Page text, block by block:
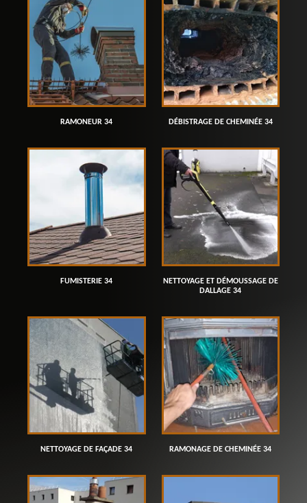
RAMONEUR 34 DÉBISTRAGE DE CHEMINÉE 34
FUMISTERIE 34
NETTOYAGE ET DÉMOUSSAGE DE
DALLAGE 34
NETTOYAGE DE FAÇADE 34 RAMONAGE DE CHEMINÉE 34